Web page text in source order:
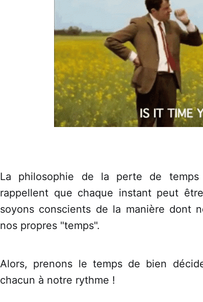
La philosophie de la perte de
rappellent que chaque instant peut
soyons conscients de la manière dont
nos propres "temps".
Alors, prenons le temps de bien
chacun à notre rythme !